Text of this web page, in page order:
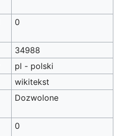
0
34988
pl - polski
wikitekst
Dozwolone
0